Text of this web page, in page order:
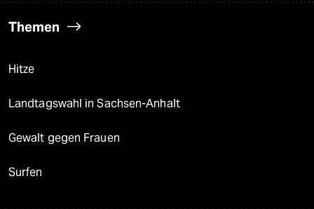
Themen
Hitze
Landtagswahl in Sachsen-Anhalt
Gewalt gegen Frauen
Surfen